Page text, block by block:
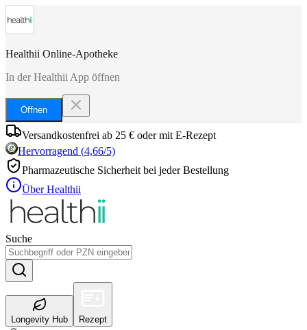
Healthii Online-Apotheke
In der Healthii App öffnen
Öffnen
Versandkostenfrei ab 25 € oder mit E-Rezept
Hervorragend (4,66/5)
Pharmazeutische Sicherheit bei jeder Bestellung
Über Healthii
Suche
Longevity Hub Rezept